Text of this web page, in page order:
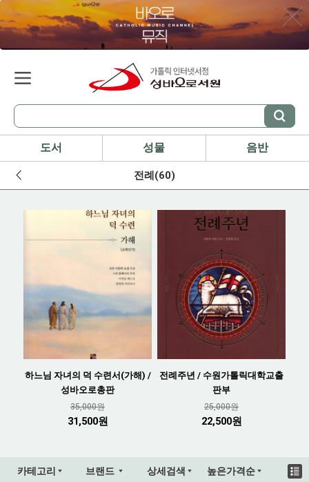
도서 성물 음반
전례(60)
하느님 자녀의 덕 수련서(가해) /
성바오로총판
35,000원
31,500원
전례주년 / 수원가톨릭대학교출
판부
25,000원
22,500원
카테고리 브랜드 상세검색 높은가격순